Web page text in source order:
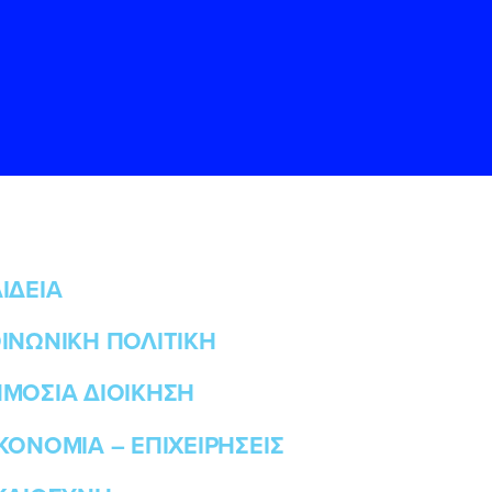
ΠΟΛΙΤΙΚΗ
ΔΙΟΙΚΗΣΗ
– ΕΠΙΧΕΙΡΗΣΕΙΣ
Όρους Χρήσηςτου
Όρους Χρήσηςτου